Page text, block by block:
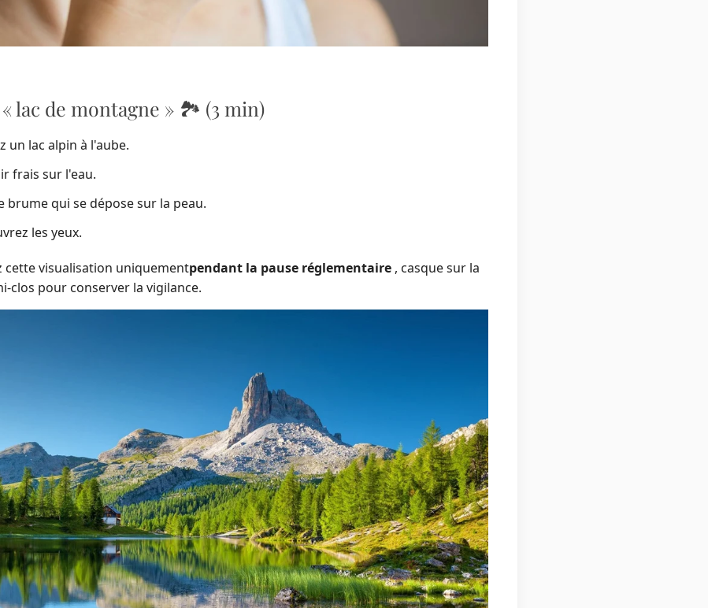
lac de montagne » 🏞️ (3 min)
un lac alpin à l'aube.
frais sur l'eau.
brume qui se dépose sur la peau.
les yeux.
visualisation uniquementpendant la pause réglementaire, casque sur la
pour conserver la vigilance.